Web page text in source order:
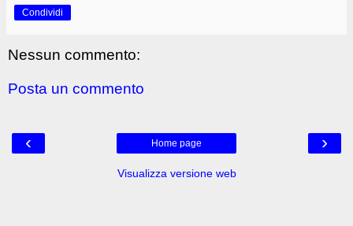
Condividi
Nessun commento:
Posta un commento
‹ ›
Home page
Visualizza versione web